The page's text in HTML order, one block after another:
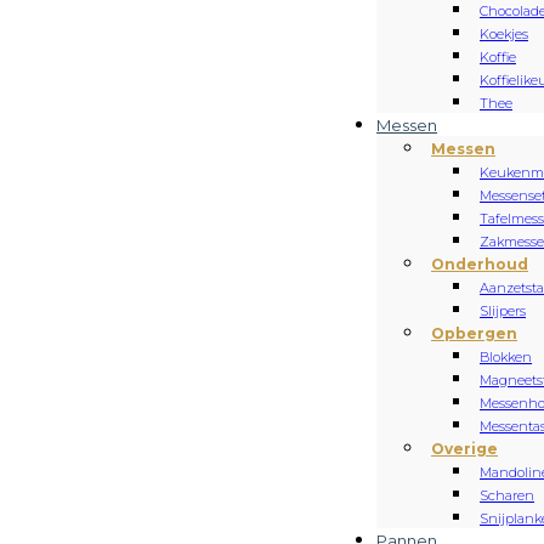
Koekjes
Koffie
Thee
Messen
Messen
Onderhoud
Slijpers
Opbergen
Blokken
Overige
Scharen